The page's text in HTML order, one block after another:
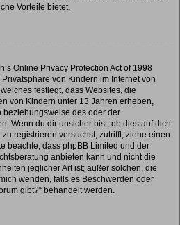
Vorteile bietet.
Online Privacy Protection Act of 1998
von Kindern im Internet von
festlegt, dass Websites, die
von Kindern unter 13 Jahren erheben,
beziehungsweise des oder der
Wenn du dir unsicher bist, ob dies auf dich
registrieren versuchst, zutrifft, ziehe einen
beachte, dass phpBB Limited und der
anbieten kann und nicht die
jeglicher Art ist; außer solchen, die
wenden, falls es Beschwerden oder
gibt?“ behandelt werden.